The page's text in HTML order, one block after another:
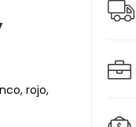
rojo,